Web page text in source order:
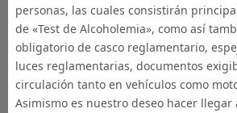
personas, las cuales consistirán
de «Test de Alcoholemia», como así
obligatorio de casco reglamentario,
luces reglamentarias, documentos
circulación tanto en vehículos como
Asimismo es nuestro deseo hacer llegar